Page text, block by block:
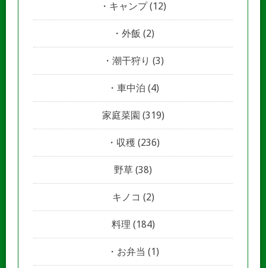
キャンプ(12)
外飯 (2)
潮干狩り (3)
車中泊 (4)
家庭菜園 (319)
収穫 (236)
野草 (38)
キノコ (2)
料理 (184)
お弁当 (1)